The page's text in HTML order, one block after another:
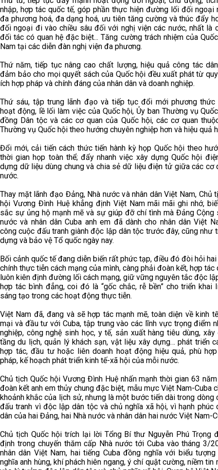
nhập, hợp tác quốc tế, góp phần thực hiện đường lối đối ngoại
đa phương hoá, đa dạng hoá, ưu tiên tăng cường và thúc đẩy
đối ngoại đi vào chiều sâu đối với nghị viện các nước, nhất là
đối tác có quan hệ đặc biệt... Tăng cường trách nhiệm của
Nam tại các diễn đàn nghị viện đa phương.
Thứ năm, tiếp tục nâng cao chất lượng, hiệu quả công tác
đảm bảo cho mọi quyết sách của Quốc hội đều xuất phát từ
ích hợp pháp và chính đáng của nhân dân và doanh nghiệp.
Thứ sáu, tập trung lãnh đạo và tiếp tục đổi mới phương thức
hoạt động, lề lối làm việc của Quốc hội, Ủy ban Thường vụ
đồng Dân tộc và các cơ quan của Quốc hội, các cơ quan
Thường vụ Quốc hội theo hướng chuyên nghiệp hơn và hiệu quả
Đổi mới, cải tiến cách thức tiến hành kỳ họp Quốc hội theo
thời gian họp toàn thể; đẩy nhanh việc xây dựng Quốc hội
dựng dữ liệu dùng chung và chia sẻ dữ liệu điện tử giữa các cơ
nước.
Thay mặt lãnh đạo Đảng, Nhà nước và nhân dân Việt Nam, Chủ
hội Vương Đình Huệ khẳng định Việt Nam mãi mãi ghi nhớ,
sắc sự ủng hộ mạnh mẽ và sự giúp đỡ chí tình mà Đảng Cộng
nước và nhân dân Cuba anh em đã dành cho nhân dân Việt
công cuộc đấu tranh giành độc lập dân tộc trước đây, cũng như
dựng và bảo vệ Tổ quốc ngày nay.
Bối cảnh quốc tế đang diễn biến rất phức tạp, điều đó đòi hỏi
chính thực tiễn cách mạng của mình, càng phải đoàn kết, hợp tác
luôn kiên định đường lối cách mạng, giữ vững nguyên tắc độc
hợp tác bình đẳng, coi đó là “gốc chắc, rễ bền” cho triển khai
sáng tạo trong các hoạt động thực tiễn.
Việt Nam đã, đang và sẽ hợp tác mạnh mẽ, toàn diện về kinh
mại và đầu tư với Cuba, tập trung vào các lĩnh vực trọng điểm
nghiệp, công nghệ sinh học, y tế, sản xuất hàng tiêu dùng,
tầng du lịch, quản lý khách sạn, vật liệu xây dựng… phát triển
hợp tác, đầu tư hoặc liên doanh hoạt động hiệu quả, phù
pháp, kế hoạch phát triển kinh tế-xã hội của mỗi nước.
Chủ tịch Quốc hội Vương Đình Huệ nhấn mạnh thời gian 63
đoàn kết anh em thủy chung đặc biệt, mẫu mực Việt Nam-Cuba
khoảnh khắc của lịch sử, nhưng là một bước tiến dài trong dòng
đấu tranh vì độc lập dân tộc và chủ nghĩa xã hội, vì hạnh phúc
dân của hai Đảng, hai Nhà nước và nhân dân hai nước Việt Nam-
Chủ tịch Quốc hội trích lại lời Tổng Bí thư Nguyễn Phú Trọng
định trong chuyến thăm cấp Nhà nước tới Cuba vào tháng 3/
nhân dân Việt Nam, hai tiếng Cuba đồng nghĩa với biểu
nghĩa anh hùng, khí phách hiên ngang, ý chí quật cường, niềm tin